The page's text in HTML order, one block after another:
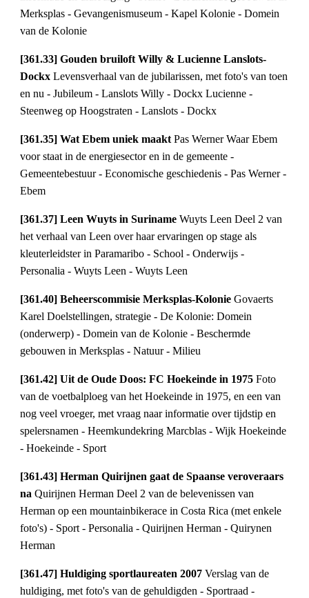
Merksplas - Gevangenismuseum - Kapel Kolonie - Domein
van de Kolonie
[361.33] Gouden bruiloft Willy & Lucienne Lanslots-
Dockx Levensverhaal van de jubilarissen, met foto's van toen
en nu - Jubileum - Lanslots Willy - Dockx Lucienne -
Steenweg op Hoogstraten - Lanslots - Dockx
[361.35] Wat Ebem uniek maakt Pas Werner Waar Ebem
voor staat in de energiesector en in de gemeente -
Gemeentebestuur - Economische geschiedenis - Pas Werner -
Ebem
[361.37] Leen Wuyts in Suriname Wuyts Leen Deel 2 van
het verhaal van Leen over haar ervaringen op stage als
kleuterleidster in Paramaribo - School - Onderwijs -
Personalia - Wuyts Leen - Wuyts Leen
[361.40] Beheerscommisie Merksplas-Kolonie Govaerts
Karel Doelstellingen, strategie - De Kolonie: Domein
(onderwerp) - Domein van de Kolonie - Beschermde
gebouwen in Merksplas - Natuur - Milieu
[361.42] Uit de Oude Doos: FC Hoekeinde in 1975 Foto
van de voetbalploeg van het Hoekeinde in 1975, en een van
nog veel vroeger, met vraag naar informatie over tijdstip en
spelersnamen - Heemkundekring Marcblas - Wijk Hoekeinde
- Hoekeinde - Sport
[361.43] Herman Quirijnen gaat de Spaanse veroveraars
na Quirijnen Herman Deel 2 van de belevenissen van
Herman op een mountainbikerace in Costa Rica (met enkele
foto's) - Sport - Personalia - Quirijnen Herman - Quirynen
Herman
[361.47] Huldiging sportlaureaten 2007 Verslag van de
huldiging, met foto's van de gehuldigden - Sportraad -